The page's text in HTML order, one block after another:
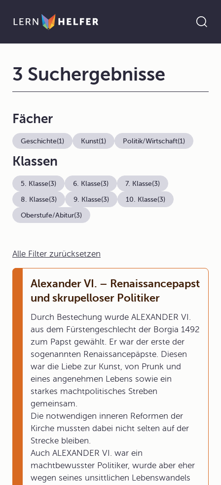
Alle Filter zurücksetzen
Alexander VI. – Renaissancepapst
und skrupelloser Politiker
Durch Bestechung wurde ALEXANDER VI.
aus dem Fürstengeschlecht der Borgia 1492
zum Papst gewählt. Er war der erste der
sogenannten Renaissancepäpste. Diesen
war die Liebe zur Kunst, von Prunk und
eines angenehmen Lebens sowie ein
starkes machtpolitisches Streben
gemeinsam.
Die notwendigen inneren Reformen der
Kirche mussten dabei nicht selten auf der
Strecke bleiben.
Auch ALEXANDER VI. war ein
machtbewusster Politiker, wurde aber eher
wegen seines unsittlichen Lebenswandels
3 Suchergebnisse
Fächer
Geschichte(1) Kunst(1) Politik/Wirtschaft(1)
Klassen
5. Klasse(3) 6. Klasse(3) 7. Klasse(3)
8. Klasse(3) 9. Klasse(3) 10. Klasse(3)
Oberstufe/Abitur(3)